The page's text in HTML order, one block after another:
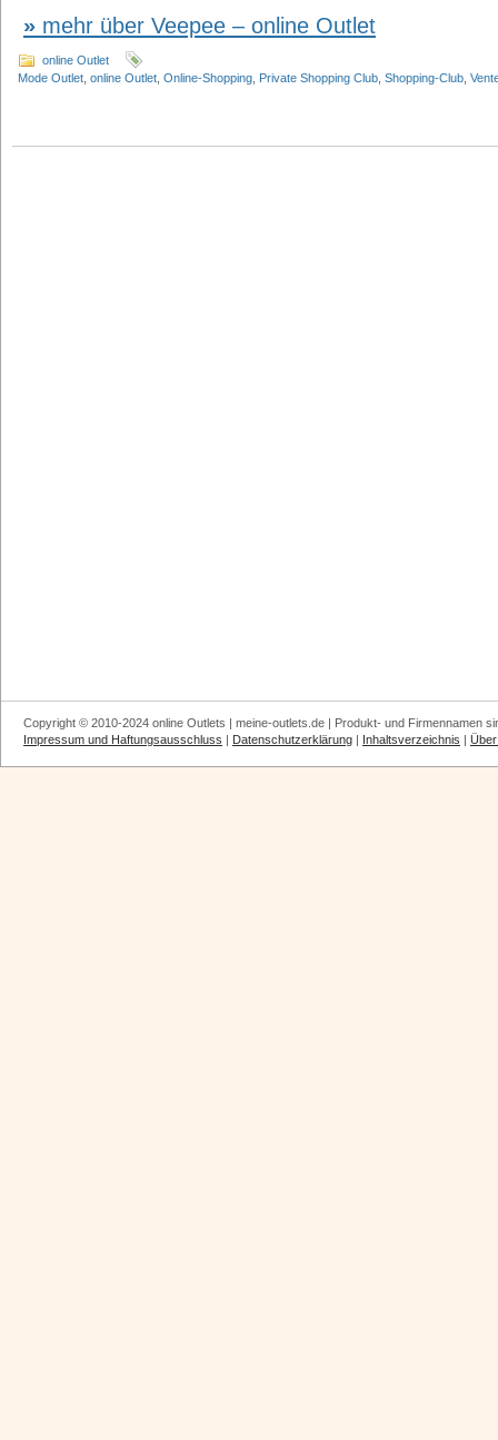
mehr über Veepee – online Outlet
online Outlet
Mode Outlet online Outlet Online-Shopping Private Shopping Club Shopping-Club
Copyright © 2010-2024 online Outlets | meine-outlets.de | Produkt- und Firmennamen
Impressum und Haftungsausschluss | Datenschutzerklärung | Inhaltsverzeichnis |